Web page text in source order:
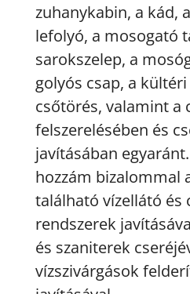
zuhanykabin, a kád,
lefolyó, a mosogató
sarokszelep, a
golyós csap, a
csőtörés, valamint a
felszerelésében és
javításában
hozzám bizalommal
található vízellátó és
rendszerek
és szaniterek
vízszivárgások